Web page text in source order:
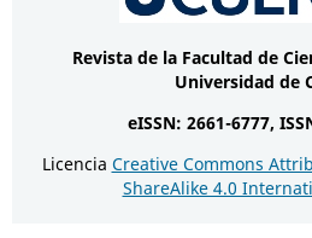
Revista de la Facultad de
Universidad de
eISSN: 2661-6777,
Licencia Creative Commons
ShareAlike 4.0